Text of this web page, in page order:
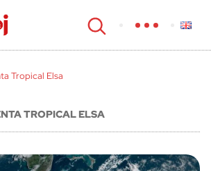
Tropical Elsa
TROPICAL ELSA